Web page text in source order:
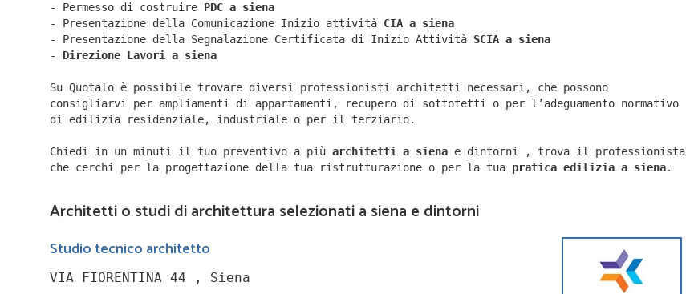
- Permesso di costruire PDC a siena
- Presentazione della Comunicazione Inizio attività CIA a siena
- Presentazione della Segnalazione Certificata di Inizio Attività SCIA a siena
- Direzione Lavori a siena
Su Quotalo è possibile trovare diversi professionisti architetti necessari, che possono
consigliarvi per ampliamenti di appartamenti, recupero di sottotetti o per l’adeguamento normativo
di edilizia residenziale, industriale o per il terziario.
Chiedi in un minuti il tuo preventivo a più architetti a siena e dintorni ,
trova il professionista
che cerchi per la progettazione della tua ristrutturazione o per la tua pratica edilizia a siena.
Architetti o studi di architettura selezionati a siena e dintorni
Studio tecnico architetto
VIA FIORENTINA 44 , Siena